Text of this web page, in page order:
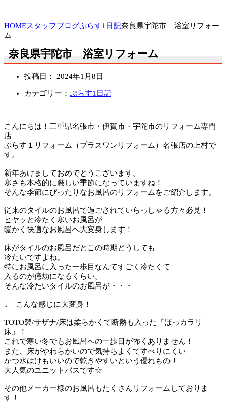
HOMEスタッフブログぷらす1日記奈良県宇陀市 浴室リフォー
ム
奈良県宇陀市 浴室リフォーム
投稿日： 2024年1月8日
カテゴリー： ぷらす1日記
こんにちは！三重県名張市・伊賀市・宇陀市のリフォーム専門
店
ぷらす１リフォーム（プラスワンリフォーム）名張店の上村で
す。
新年あけましておめでとうございます。
寒さも本格的に厳しい季節になっていますね！
そんな季節にぴったりなお風呂のリフォームをご紹介します。
従来のタイルのお風呂で過ごされていらっしゃる方々必見！
ヒヤッと冷たく寒いお風呂が
暖かく快適なお風呂へ大変身します！
床がタイルのお風呂だとこの時期どうしても
冷たいですよね。
特にお風呂に入った一歩目なんてすごく冷たくて
入るのが億劫になるくらい。
そんな冷たいタイルのお風呂が・・・
↓ こんな感じに大変身！
TOTO製/サザナ/床は柔らかくて断熱も入った『ほっカラリ
床』！
これで寒い冬でもお風呂への一歩目が怖くありません！
また、床がやわらかいので気持ちよくてすべりにくい
かつ水はけもいいので乾きやすいという優れもの！
大人気のユニットバスです☆
その他メーカー様のお風呂もたくさんリフォームしておりま
す！